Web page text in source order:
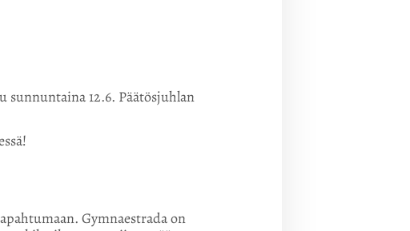
sunnuntaina 12.6. Päätösjuhlan
Gymnaestrada on